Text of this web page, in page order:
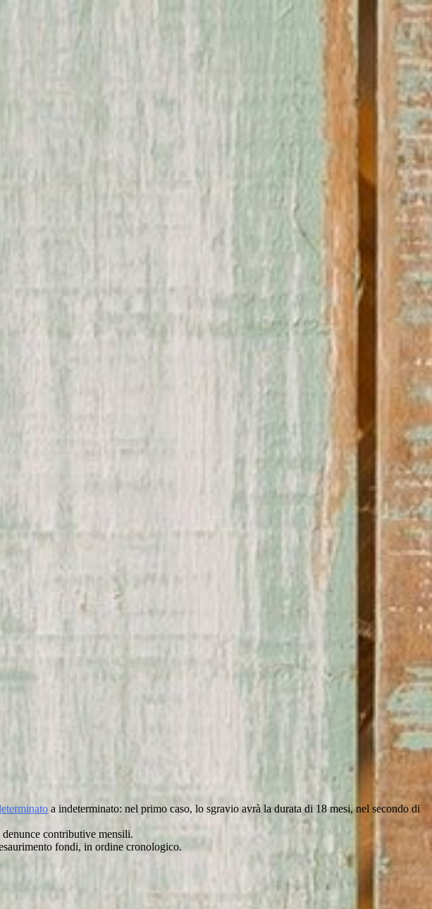
a indeterminato: nel primo caso, lo sgravio avrà la durata di 18 mesi, nel secondo di
contributive mensili.
fondi, in ordine cronologico.